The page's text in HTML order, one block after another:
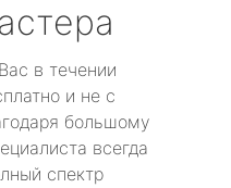
в течении
и не с
большому
всегда
спектр